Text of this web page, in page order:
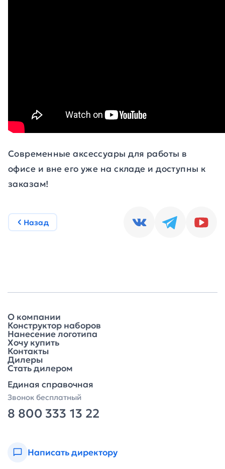
Современные аксессуары для работы в
офисе и вне его уже на складе и доступны к
заказам!
Назад
О компании
Конструктор наборов
Нанесение логотипа
Хочу купить
Контакты
Дилеры
Стать дилером
Единая справочная
Звонок бесплатный
8 800 333 13 22
Написать директору